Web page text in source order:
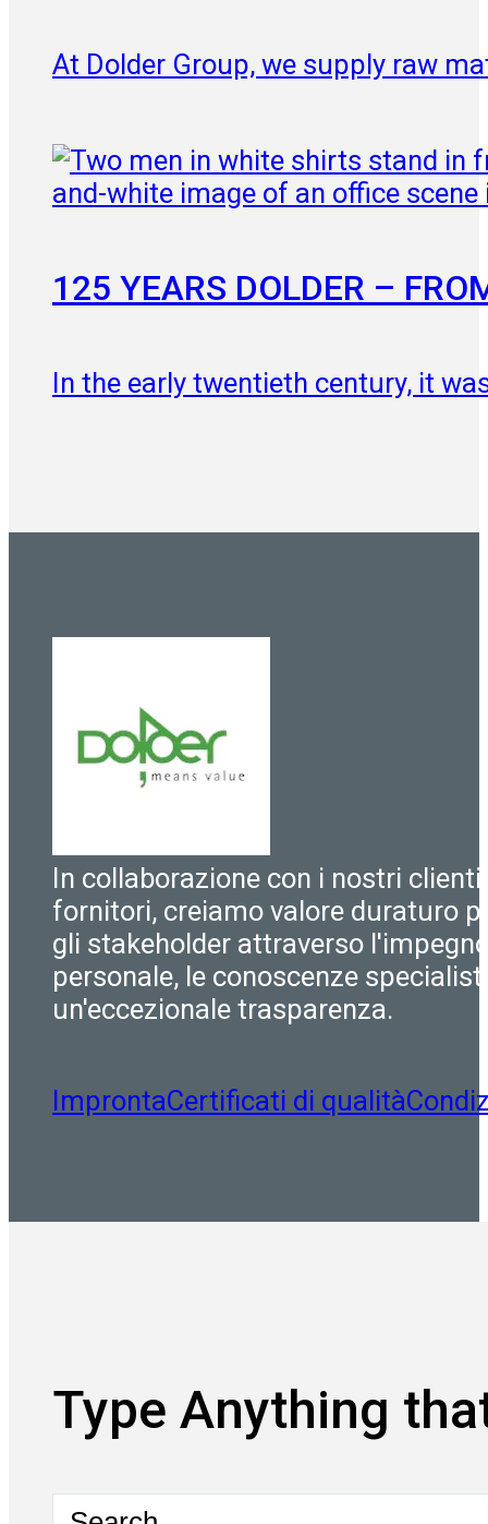
At Dolder Group, we supply raw
125 YEARS DOLDER –
In the early twentieth century, it
In collaborazione con i nostri clienti
fornitori, creiamo valore duraturo
gli stakeholder attraverso
personale, le conoscenze
un'eccezionale trasparenza.
ImprontaCertificati di qualità
Type Anything
Search